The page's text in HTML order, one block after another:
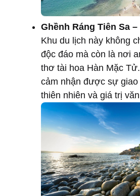
Ghềnh Ráng Tiên Sa
Khu du lịch này không
độc đáo mà còn là nơi
thơ tài hoa Hàn Mặc
cảm nhận được sự
thiên nhiên và giá trị